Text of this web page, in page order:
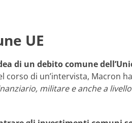
UE
di un debito comune
corso di un’intervista, Macron
militare e anche a